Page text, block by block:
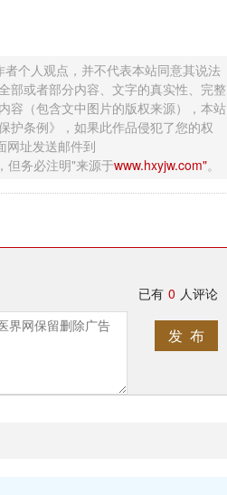
个人观点，并不代表本站同意其说法
部或者部分内容、文字的真实性、完整
容（包含文中图片的版权来源），本站
护条例》，如果此作品侵犯了您的权
网址发送邮件到
但务必注明"来源于www.hxyjw.com"。
已有 0 人评论
发 布